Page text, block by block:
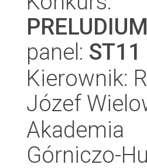
panel: ST11
Kierownik:
Józef
Akademia
Górniczo-